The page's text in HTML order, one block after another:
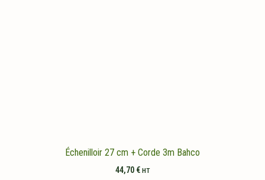
Échenilloir 27 cm + Corde 3m Bahco
44,70 € HT